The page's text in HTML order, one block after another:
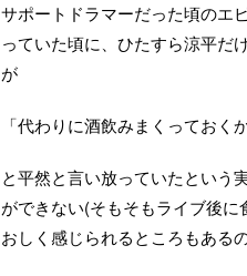
サポートドラマーだった頃のエ
っていた頃に、ひたすら涼平だ
が
「代わりに酒飲みまくっておく
と平然と言い放っていたという
ができない(そもそもライブ後
おしく感じられるところもあるの